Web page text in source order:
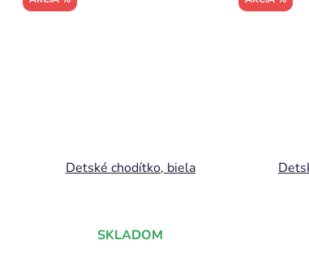
Detské chodítko, biela
SKLADOM